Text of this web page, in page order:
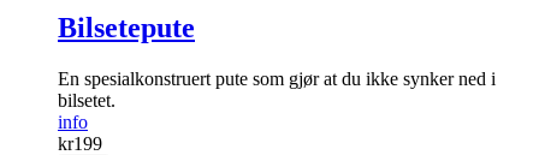
Bilsetepute
En spesialkonstruert pute som gjør at du ikke synker ned i
bilsetet.
info
kr199